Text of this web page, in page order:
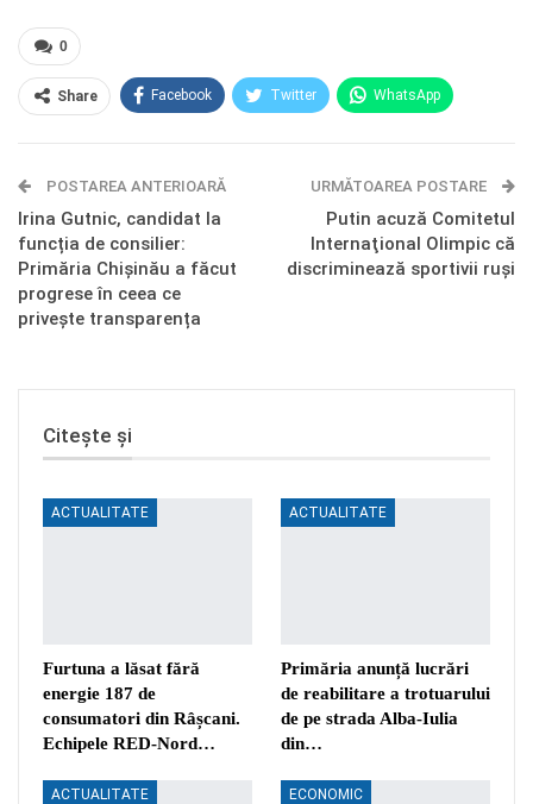
0
Share Facebook Twitter WhatsApp
Telegram OK.ru
POSTAREA ANTERIOARĂ
Irina Gutnic, candidat la
funcția de consilier:
Primăria Chișinău a făcut
progrese în ceea ce
privește transparența
URMĂTOAREA POSTARE
Putin acuză Comitetul
Internaţional Olimpic că
discriminează sportivii ruşi
Citește și
ACTUALITATE
Furtuna a lăsat fără
energie 187 de
consumatori din Râșcani.
Echipele RED-Nord…
ACTUALITATE
Primăria anunță lucrări
de reabilitare a trotuarului
de pe strada Alba-Iulia
din…
ACTUALITATE ECONOMIC